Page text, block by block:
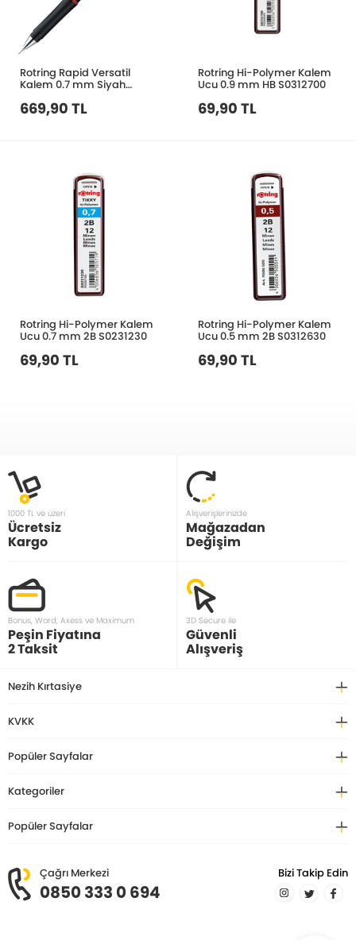
Rotring Rapid Versatil
Kalem 0.7 mm Siyah
669,90 TL
Rotring Hi-Polymer Kalem
Ucu 0.9 mm HB S0312700
69,90 TL
Rotring Hi-Polymer Kalem
Ucu 0.7 mm 2B S0231230
69,90 TL
Rotring Hi-Polymer Kalem
Ucu 0.5 mm 2B S0312630
69,90 TL
1000 TL ve üzeri
Ücretsiz
Kargo
Alışverişlerinizde
Mağazadan
Değişim
Bonus, Word, Axess ve Maximum
Peşin Fiyatına
2 Taksit
3D Secure ile
Güvenli
Alışveriş
Nezih Kırtasiye
KVKK
Popüler Sayfalar
Kategoriler
Popüler Sayfalar
Çağrı Merkezi
0850 333 0 694
Bizi Takip Edin